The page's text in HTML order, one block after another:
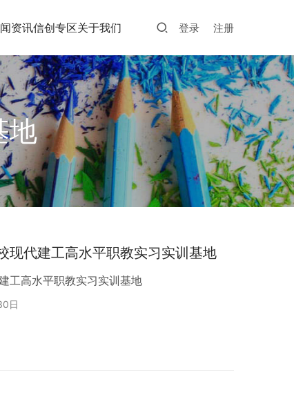
资讯信创专区关于我们 登录 注册
地
现代建工高水平职教实习实训基地
工高水平职教实习实训基地
日